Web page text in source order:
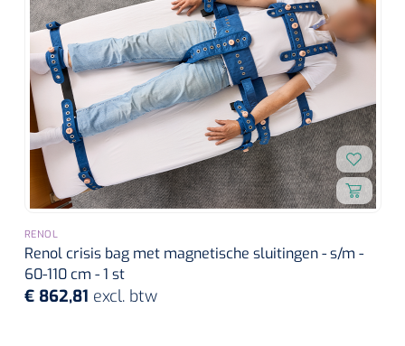
RENOL
Renol crisis bag met magnetische sluitingen - s/m -
60-110 cm - 1 st
€ 862,81 excl. btw